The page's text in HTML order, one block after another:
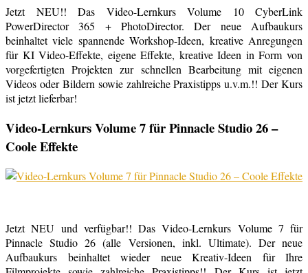
Jetzt NEU!! Das Video-Lernkurs Volume 10 CyberLink
PowerDirector 365 + PhotoDirector. Der neue Aufbaukurs
beinhaltet viele spannende Workshop-Ideen, kreative Anregungen
für KI Video-Effekte, eigene Effekte, kreative Ideen in Form von
vorgefertigten Projekten zur schnellen Bearbeitung mit eigenen
Videos oder Bildern sowie zahlreiche Praxistipps u.v.m.!! Der Kurs
ist jetzt lieferbar!
Video-Lernkurs Volume 7 für Pinnacle Studio 26 –
Coole Effekte
Jetzt NEU und verfügbar!! Das Video-Lernkurs Volume 7 für
Pinnacle Studio 26 (alle Versionen, inkl. Ultimate). Der neue
Aufbaukurs beinhaltet wieder neue Kreativ-Ideen für Ihre